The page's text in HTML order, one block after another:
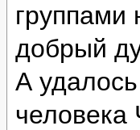
группами
добрый
А